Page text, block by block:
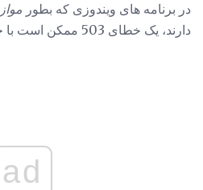
در برنامه های ویندوزی که بطور
دارند، یک خطای 503 ممکن است با خطای
ad